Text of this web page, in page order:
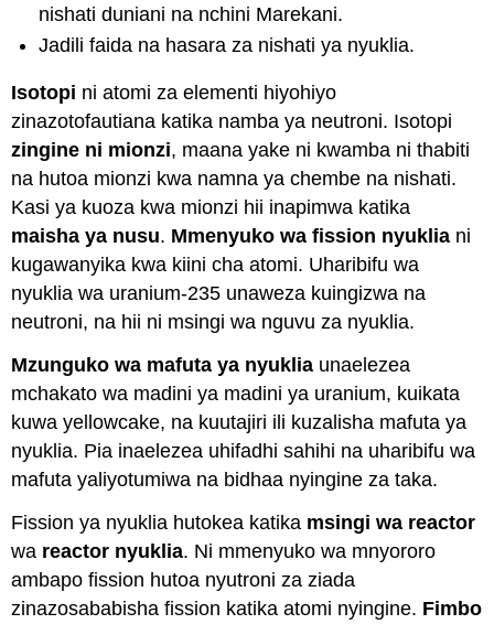
nishati duniani na nchini Marekani.
Jadili faida na hasara za nishati ya nyuklia.
Isotopi ni atomi za elementi hiyohiyo
zinazotofautiana katika namba ya neutroni. Isotopi
zingine ni mionzi, maana yake ni kwamba ni thabiti
na hutoa mionzi kwa namna ya chembe na nishati.
Kasi ya kuoza kwa mionzi hii inapimwa katika
maisha ya nusu. Mmenyuko wa fission nyuklia ni
kugawanyika kwa kiini cha atomi. Uharibifu wa
nyuklia wa uranium-235 unaweza kuingizwa na
neutroni, na hii ni msingi wa nguvu za nyuklia.
Mzunguko wa mafuta ya nyuklia unaelezea
mchakato wa madini ya madini ya uranium, kuikata
kuwa yellowcake, na kuutajiri ili kuzalisha mafuta ya
nyuklia. Pia inaelezea uhifadhi sahihi na uharibifu wa
mafuta yaliyotumiwa na bidhaa nyingine za taka.
Fission ya nyuklia hutokea katika msingi wa reactor
wa reactor nyuklia. Ni mmenyuko wa mnyororo
ambapo fission hutoa nyutroni za ziada
zinazosababisha fission katika atomi nyingine. Fimbo